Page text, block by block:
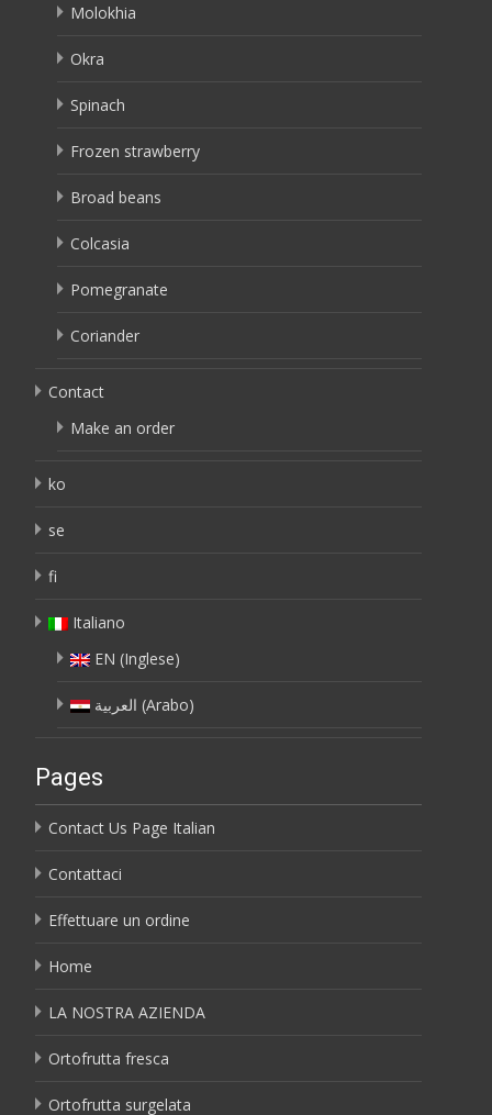
Molokhia
Okra
Spinach
Frozen strawberry
Broad beans
Colcasia
Pomegranate
Coriander
Contact
Make an order
ko
se
fi
Italiano
EN (Inglese)
(Arabo)
Pages
Contact Us Page Italian
Contattaci
Effettuare un ordine
Home
LA NOSTRA AZIENDA
Ortofrutta fresca
Ortofrutta surgelata